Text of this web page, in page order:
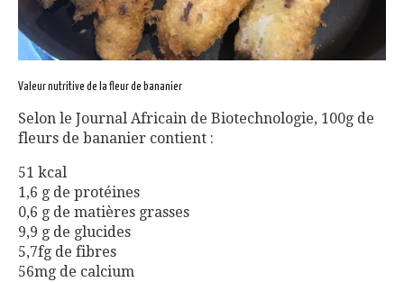
Valeur nutritive de la fleur de bananier
Selon le Journal Africain de Biotechnologie, 100g de
fleurs de bananier contient :
51 kcal
1,6 g de protéines
0,6 g de matières grasses
9,9 g de glucides
5,7fg de fibres
56mg de calcium